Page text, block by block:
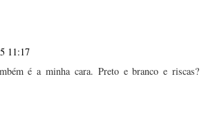
11:17
é a minha cara. Preto e branco e riscas?